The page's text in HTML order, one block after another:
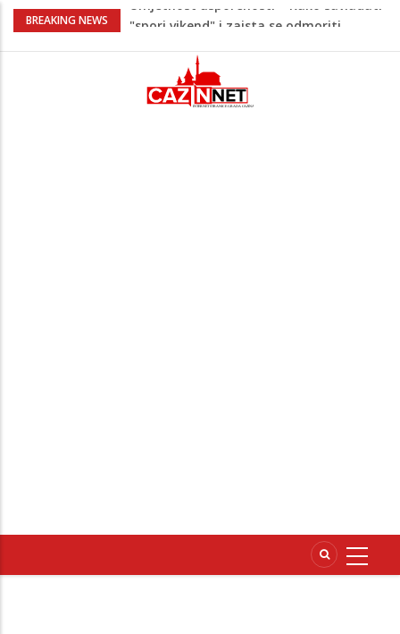
BREAKING NEWS
Maloljetnik u policijskoj stanici napao
Razmišljate koji automobil kupiti? Nova
Honda Civic dobila odlične ocjene
Pet namirnica za doručak koje će vas